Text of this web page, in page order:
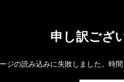
申し訳ござ
ジの読み込みに失敗しました。時